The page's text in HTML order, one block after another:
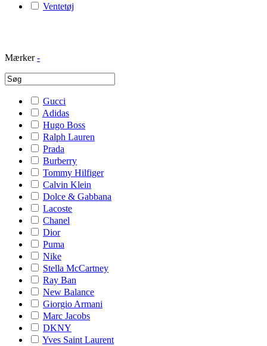
Ventetøj
Mærker -
Gucci
Adidas
Hugo Boss
Ralph Lauren
Prada
Burberry
Tommy Hilfiger
Calvin Klein
Dolce & Gabbana
Lacoste
Chanel
Dior
Puma
Nike
Stella McCartney
Ray Ban
New Balance
Giorgio Armani
Marc Jacobs
DKNY
Yves Saint Laurent